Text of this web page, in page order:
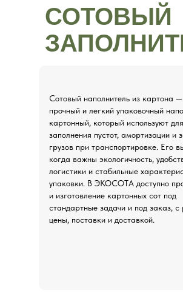
СОТОВЫЙ
Сотовый наполнитель из картона
прочный и легкий упаковочный
картонный, который используют для
заполнения пустот, амортизации и
грузов при транспортировке. Его
когда важны экологичность,
логистики и стабильные
упаковки. В ЭКОСОТА доступно
и изготовление картонных сот под
стандартные задачи и под заказ, с
цены, поставки и доставкой.